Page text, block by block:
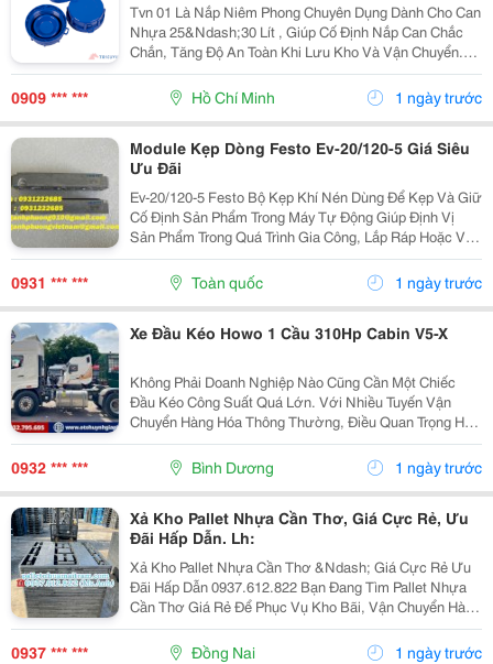
Tvn 01 Là Nắp Niêm Phong Chuyên Dụng Dành Cho Can
Nhựa 25&Ndash;30 Lít , Giúp Cố Định Nắp Can Chắc
Chắn, Tăng Độ An Toàn Khi Lưu Kho Và Vận Chuyển.
Được Sản Xuất Từ Nhựa Chất Lượng Cao , Sản Phẩm
Có Nhiều Màu Sắc Để Thuận Tiện Phân Loại Và Nhận
0909 *** *** Hồ Chí Minh 1 ngày trước
Module Kẹp Dòng Festo Ev-20/120-5 Giá Siêu
Ưu Đãi
Ev-20/120-5 Festo Bộ Kẹp Khí Nén Dùng Để Kẹp Và Giữ
Cố Định Sản Phẩm Trong Máy Tự Động Giúp Định Vị
Sản Phẩm Trong Quá Trình Gia Công, Lắp Ráp Hoặc Vận
Chuyển Hoạt Động Bằng Khí Nén, Thiết Kế Nhỏ Gọn,
Phù Hợp Lắp Trong Không Gian Hẹp Mã Hàng...
0931 *** *** Toàn quốc 1 ngày trước
Xe Đầu Kéo Howo 1 Cầu 310Hp Cabin V5-X
Không Phải Doanh Nghiệp Nào Cũng Cần Một Chiếc
Đầu Kéo Công Suất Quá Lớn. Với Nhiều Tuyến Vận
Chuyển Hàng Hóa Thông Thường, Điều Quan Trọng Hơn
Là Chi Phí Đầu Tư Hợp Lý, Vận Hành Ổn Định Và Tiết
Kiệm Nhiên Liệu . Đó Cũng Là Lý Do Xe Đầu Kéo Howo
0932 *** *** Bình Dương 1 ngày trước
Xả Kho Pallet Nhựa Cần Thơ, Giá Cực Rẻ, Ưu
Đãi Hấp Dẫn. Lh:
Xả Kho Pallet Nhựa Cần Thơ &Ndash; Giá Cực Rẻ Ưu
Đãi Hấp Dẫn 0937.612.822 Bạn Đang Tìm Pallet Nhựa
Cần Thơ Giá Rẻ Để Phục Vụ Kho Bãi, Vận Chuyển Hàng
Hóa Hay Xuất Khẩu? Đây Chính Là Cơ Hội Không Nên
Bỏ Lỡ! ✅ Vì Sao Nên Chọn Pallet Nhựa Xả Kho? ...
0937 *** *** Đồng Nai 1 ngày trước